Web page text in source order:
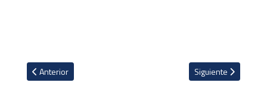
Artículo anterior: Goles, mejores jugadores del partido y
Anterior Artículo siguiente:
Siguiente